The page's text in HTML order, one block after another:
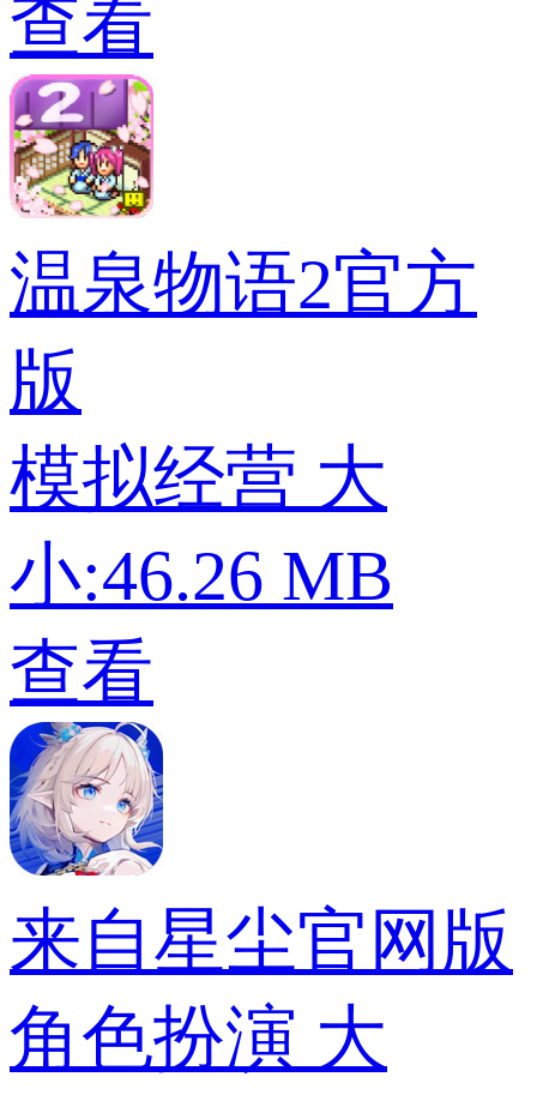
查看
温泉物语2官方
版
模拟经营 大
小:46.26 MB
查看
来自星尘官网版
角色扮演 大